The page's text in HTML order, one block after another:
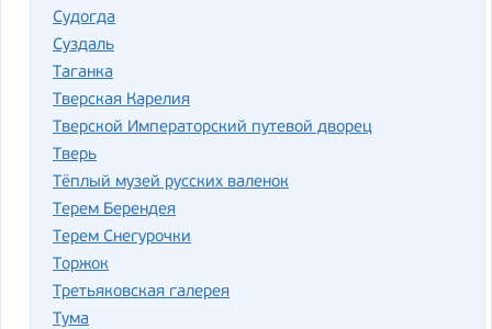
Судогда
Суздаль
Таганка
Тверская Карелия
Тверской Императорский путевой дворец
Тверь
Тёплый музей русских валенок
Терем Берендея
Терем Снегурочки
Торжок
Третьяковская галерея
Тума